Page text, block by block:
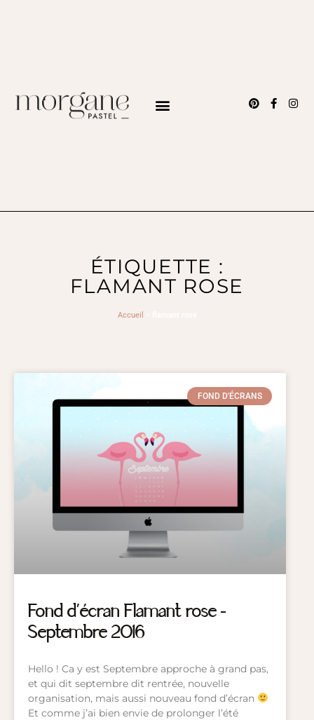
ÉTIQUETTE :
FLAMANT ROSE
Accueil
FOND D'ÉCRANS
Fond d’écran Flamant rose –
Septembre 2016
Hello ! Ca y est Septembre approche à grand pas,
et qui dit septembre dit rentrée, nouvelle
organisation, mais aussi nouveau fond d’écran
Et comme j’ai bien envie de prolonger l’été